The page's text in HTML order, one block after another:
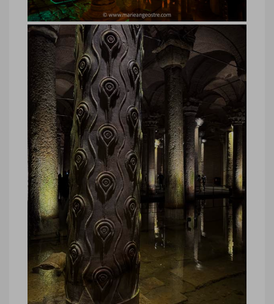
Turquie, représentation Medusa
dans Citerne Basilique Istanbul
Turquie, représentation Medusa dans
Citerne Basilique Istanbul © Marie-Ange
Ostré
Turquie, Citerne Basilique Istanbul
Turquie, Citerne Basilique Istanbul ©
Marie-Ange Ostré